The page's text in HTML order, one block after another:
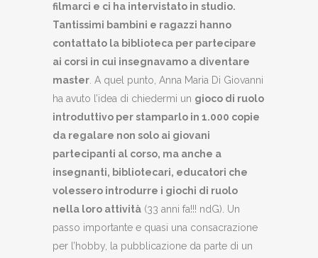
filmarci e ci ha intervistato in studio.
Tantissimi bambini e ragazzi hanno
contattato la biblioteca per partecipare
ai corsi in cui insegnavamo a diventare
master. A quel punto, Anna Maria Di Giovanni
ha avuto l’idea di chiedermi un gioco di ruolo
introduttivo per stamparlo in 1.000 copie
da regalare non solo ai giovani
partecipanti al corso, ma anche a
insegnanti, bibliotecari, educatori che
volessero introdurre i giochi di ruolo
nella loro attività (33 anni fa!!! ndG). Un
passo importante e quasi una consacrazione
per l’hobby, la pubblicazione da parte di un